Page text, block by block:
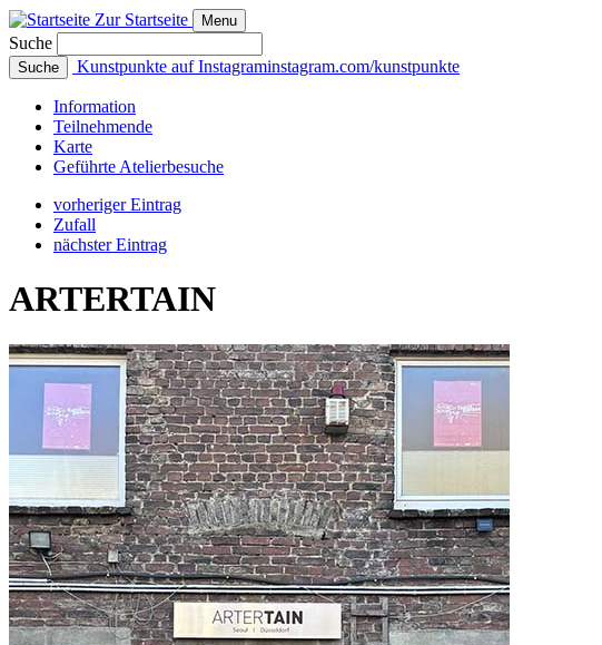
Zur Startseite Menu
Suche
Suche Kunstpunkte auf Instagraminstagram.com/kunstpunkte
Information
Teilnehmende
Karte
Geführte Atelierbesuche
vorheriger Eintrag
Zufall
nächster Eintrag
ARTERTAIN